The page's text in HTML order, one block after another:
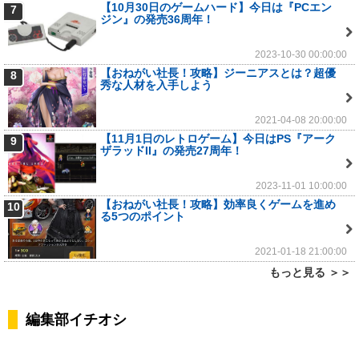
7
【10月30日のゲームハード】今日は『PCエン
ジン』の発売36周年！
2023-10-30 00:00:00
8
【おねがい社長！攻略】ジーニアスとは？超優
秀な人材を入手しよう
2021-04-08 20:00:00
9
【11月1日のレトロゲーム】今日はPS『アーク
ザラッドII』の発売27周年！
2023-11-01 10:00:00
10
【おねがい社長！攻略】効率良くゲームを進め
る5つのポイント
2021-01-18 21:00:00
もっと見る ＞＞
編集部イチオシ